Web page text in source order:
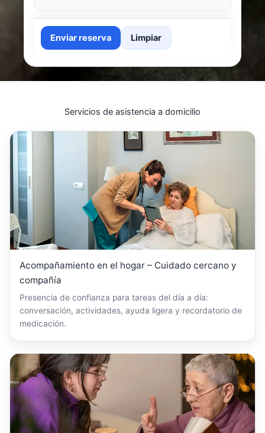
Enviar reserva Limpiar
Servicios de asistencia a domicilio
Acompañamiento en el hogar – Cuidado cercano y
compañía
Presencia de confianza para tareas del día a día:
conversación, actividades, ayuda ligera y recordatorio de
medicación.